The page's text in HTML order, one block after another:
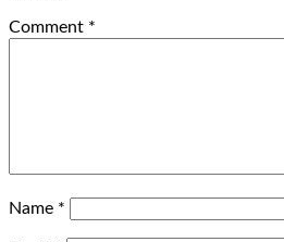
Comment *
Name *